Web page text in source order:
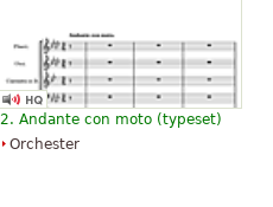
2. Andante con moto (typeset)
Orchester